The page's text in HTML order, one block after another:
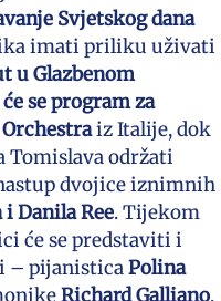
Svjetskog dana
imati priliku uživati
u Glazbenom
seprogram za
iz Italije, dok
Tomislava održati
dvojice iznimnih
Danila Ree. Tijekom
će se predstaviti i
– pijanisticaPolina
Richard Galliano,